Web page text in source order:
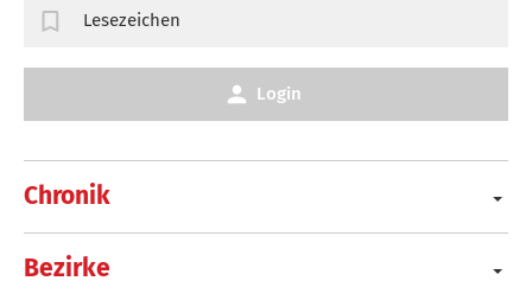
Chronik
Bezirke
Lesezeichen
Login